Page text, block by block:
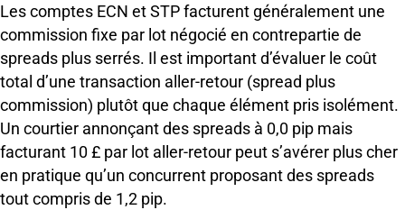
Les comptes ECN et STP facturent généralement une
commission fixe par lot négocié en contrepartie de
spreads plus serrés. Il est important d’évaluer le coût
total d’une transaction aller-retour (spread plus
commission) plutôt que chaque élément pris isolément.
Un courtier annonçant des spreads à 0,0 pip mais
facturant 10 £ par lot aller-retour peut s’avérer plus cher
en pratique qu’un concurrent proposant des spreads
tout compris de 1,2 pip.